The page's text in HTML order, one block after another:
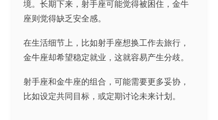
境。长期下来，射手座可能觉得被困住，金牛
座则觉得缺乏安全感。
在生活细节上，比如射手座想换工作去旅行，
金牛座却希望稳定就业，这就容易产生分歧。
射手座和金牛座的组合，可能需要更多妥协，
比如设定共同目标，或定期讨论未来计划。